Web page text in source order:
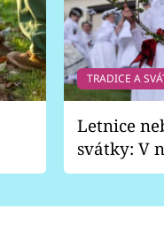
TRADICE A
Letnice
svátky: V
pondělí